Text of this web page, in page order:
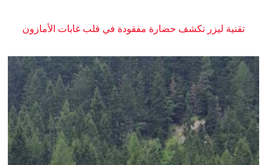
تقنية ليزر تكشف حضارة مفقودة في قلب غابات الأمازون